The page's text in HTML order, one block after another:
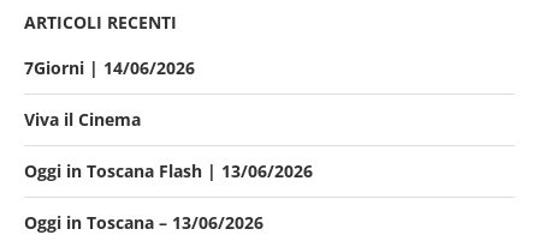
ARTICOLI RECENTI
7Giorni | 14/06/2026
Viva il Cinema
Oggi in Toscana Flash | 13/06/2026
Oggi in Toscana – 13/06/2026